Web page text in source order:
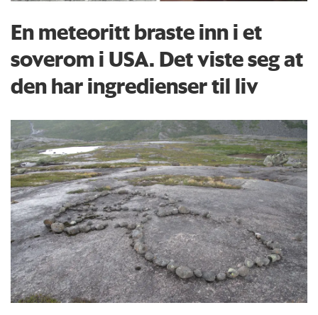
En meteoritt braste inn i et
soverom i USA. Det viste seg at
den har ingredienser til liv